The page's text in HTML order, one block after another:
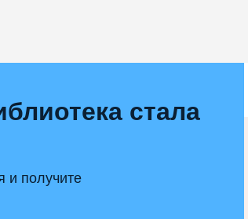
стала
и получите